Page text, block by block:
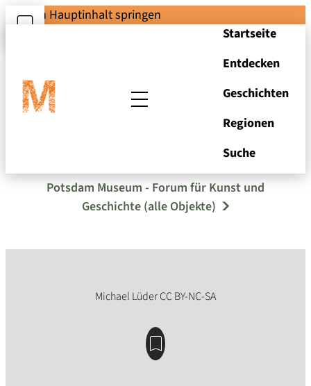
Zum Hauptinhalt springen
Startseite
Entdecken
Geschichten
Regionen
Suche
Schloss Sanssouci
Potsdam Museum - Forum für Kunst und
Geschichte (alle Objekte)